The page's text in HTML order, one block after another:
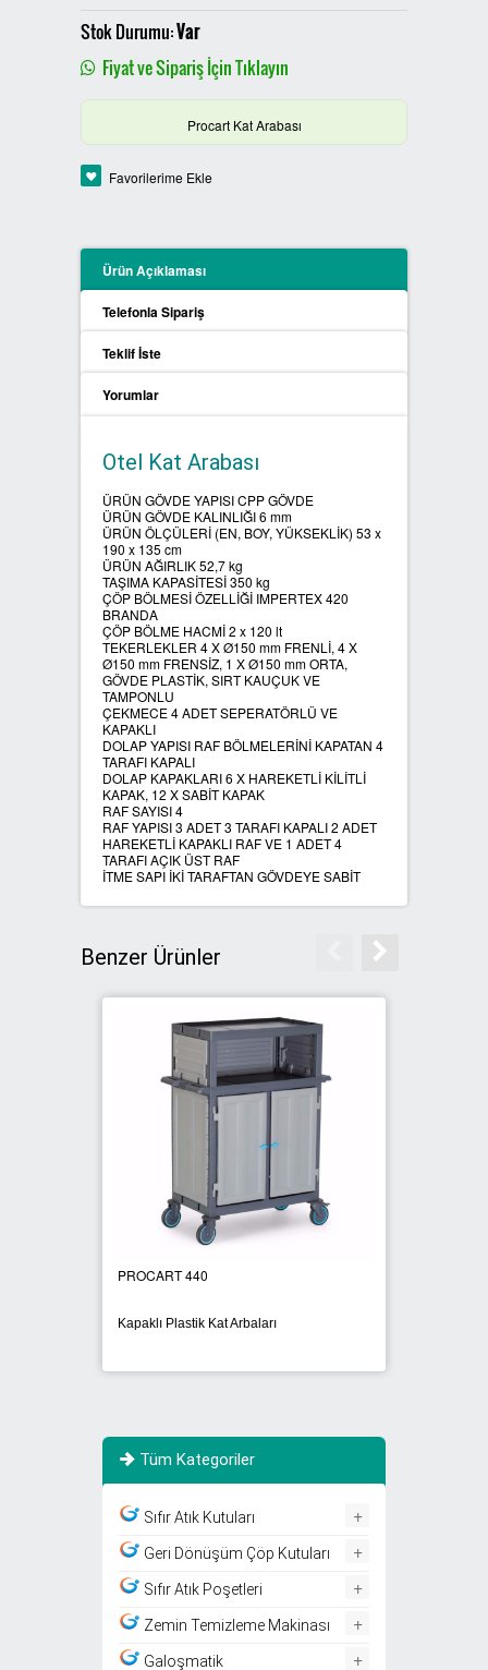
PLASTİK SIFIR ATIK KUTULARI
BOYALI SIFIR ATIK KUTULARI
METAL SIFIR ATIK KUTULARI
ÖZEL ÜRETİM SIFIR ATIK
PROCYCLE SIFIR ATIK
KUTULARI
PİL ATIK KUTULARI
SIFIR ATIK KONTEYNERLARI
SIFIR ATIK BİLGİLENDİRME
SIFIR ATIK ÇÖP POŞETLERİ
SIFIR ATIK GERİ DÖNÜŞÜM
KUTULARI
Stok Durumu:Var
Fiyat ve Sipariş İçin Tıklayın
Procart Kat Arabası
Favorilerime Ekle
Ürün Açıklaması
Telefonla Sipariş
Teklif İste
Yorumlar
Otel Kat Arabası
ÜRÜN GÖVDE YAPISI CPP GÖVDE
ÜRÜN GÖVDE KALINLIĞI 6 mm
ÜRÜN ÖLÇÜLERİ (EN, BOY, YÜKSEKLİK) 53 x
190 x 135 cm
ÜRÜN AĞIRLIK 52,7 kg
TAŞIMA KAPASİTESİ 350 kg
ÇÖP BÖLMESİ ÖZELLİĞİ IMPERTEX 420
BRANDA
ÇÖP BÖLME HACMİ 2 x 120 lt
TEKERLEKLER 4 X Ø150 mm FRENLİ, 4 X
Ø150 mm FRENSİZ, 1 X Ø150 mm ORTA,
GÖVDE PLASTİK, SIRT KAUÇUK VE
TAMPONLU
ÇEKMECE 4 ADET SEPERATÖRLÜ VE
KAPAKLI
DOLAP YAPISI RAF BÖLMELERİNİ KAPATAN 4
TARAFI KAPALI
DOLAP KAPAKLARI 6 X HAREKETLİ KİLİTLİ
KAPAK, 12 X SABİT KAPAK
RAF SAYISI 4
RAF YAPISI 3 ADET 3 TARAFI KAPALI 2 ADET
HAREKETLİ KAPAKLI RAF VE 1 ADET 4
TARAFI AÇIK ÜST RAF
İTME SAPI İKİ TARAFTAN GÖVDEYE SABİT
Benzer Ürünler
PROCART 440
Kapaklı Plastik Kat Arbaları
Tüm Kategoriler
Sıfır Atık Kutuları +
Geri Dönüşüm Çöp Kutuları +
Sıfır Atık Poşetleri +
Zemin Temizleme Makinası +
Galoşmatik +